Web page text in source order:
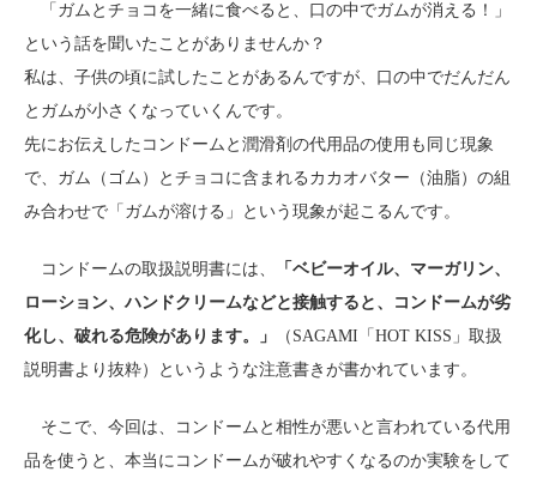
「ガムとチョコを一緒に食べると、口の中でガムが消える！」
という話を聞いたことがありませんか？
私は、子供の頃に試したことがあるんですが、口の中でだんだん
とガムが小さくなっていくんです。
先にお伝えしたコンドームと潤滑剤の代用品の使用も同じ現象
で、ガム（ゴム）とチョコに含まれるカカオバター（油脂）の組
み合わせで「ガムが溶ける」という現象が起こるんです。
コンドームの取扱説明書には、
「ベビーオイル、マーガリン、
ローション、ハンドクリームなどと接触すると、コンドームが劣
化し、破れる危険があります。」
（SAGAMI「HOT KISS」取扱
説明書より抜粋）というような注意書きが書かれています。
そこで、今回は、コンドームと相性が悪いと言われている代用
品を使うと、本当にコンドームが破れやすくなるのか実験をして